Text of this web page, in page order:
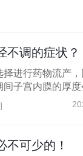
不调的症状？
择进行药物流产
子宫内膜的厚度
可少的！